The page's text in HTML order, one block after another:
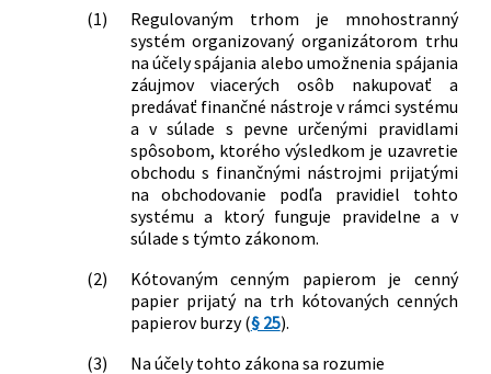
dopĺňajú niektoré zákony
334/2024 Z. z.
Zákon, ktorým sa mení a dopĺňa zákon
č. 747/2004 Z. z. o dohľade nad
finančným trhom a o zmene a doplnení
niektorých zákonov v znení neskorších
predpisov a ktorým sa menia a
dopĺňajú niektoré zákony
187/2025 Z. z.
Zákon, ktorým sa dopĺňa zákon č.
566/2001 Z. z. o cenných papieroch a
investičných službách a o zmene a
doplnení niektorých zákonov (zákon o
cenných papieroch) v znení neskorších
predpisov a ktorým sa menia a
dopĺňajú niektoré zákony
284/2025 Z. z.
Zákon, ktorým sa mení a dopĺňa zákon
(1)
Regulovaným trhom je mnohostranný
systém organizovaný organizátorom trhu
na účely spájania alebo umožnenia spájania
záujmov viacerých osôb nakupovať a
predávať finančné nástroje v rámci systému
a v súlade s pevne určenými pravidlami
spôsobom, ktorého výsledkom je uzavretie
obchodu s finančnými nástrojmi prijatými
na obchodovanie podľa pravidiel tohto
systému a ktorý funguje pravidelne a v
súlade s týmto zákonom.
(2)
Kótovaným cenným papierom je cenný
papier prijatý na trh kótovaných cenných
papierov burzy (§ 25).
(3)
Na účely tohto zákona sa rozumie